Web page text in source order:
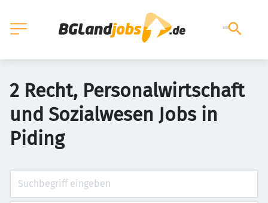
2 Recht, Personalwirtschaft
und Sozialwesen Jobs in
Piding